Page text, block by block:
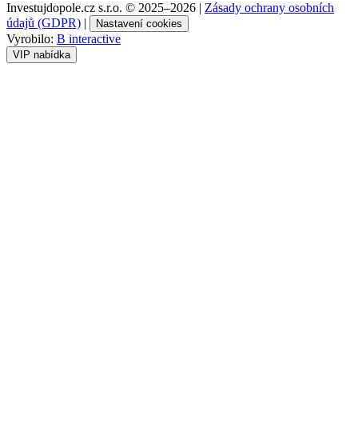
Investujdopole.cz s.r.o. © 2025–2026 | Zásady ochrany osobních
údajů (GDPR) | Nastavení cookies
Vyrobilo: B interactive
VIP nabídka